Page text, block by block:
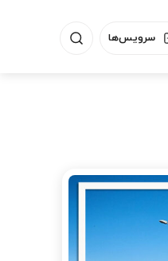
سرویس‌ها